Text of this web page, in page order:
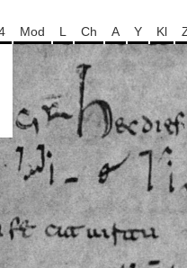
Mod L Ch A Y Kl